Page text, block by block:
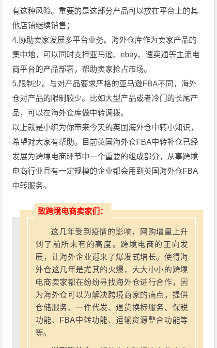
有这种风险。重要的是这部分产品可以放在平台上的其
他店铺继续销售；
4.协助卖家发展多平台业务。海外仓库作为卖家产品的
集中地，可以同时支持亚马逊、ebay、速卖通等主流电
商平台的产品部署，帮助卖家抢占市场。
5.限制少。与对产品要求严格的亚马逊FBA不同，海外
仓对产品的限制较少。比如大型产品或者冷门的长尾产
品，可以在海外仓库做中转调拨。
以上就是小编为你带来今天的英国海外仓中转小知识，
希望对大家有帮助。目前英国海外仓FBA中转补仓已经
发展为跨境电商环节中一个重要的组成部分，从事跨境
电商行业且有一定规模的企业都会用到英国海外仓FBA
中转服务。
致跨境电商卖家们：
这几年受到疫情的影响，网购增量上升
到了前所未有的高度。跨境电商的正向发
展，让海外企业迎来了爆发式增长。使得海
外仓这几年是尤其的火爆，大大小小的跨境
电商卖家都在纷纷寻找海外仓进行合作，因
为海外仓可以为解决跨境商家的痛点，提供
仓储服务、一件代发、退货换标服务、保税
功能、FBA中转功能、运输资源整合功能等
等。